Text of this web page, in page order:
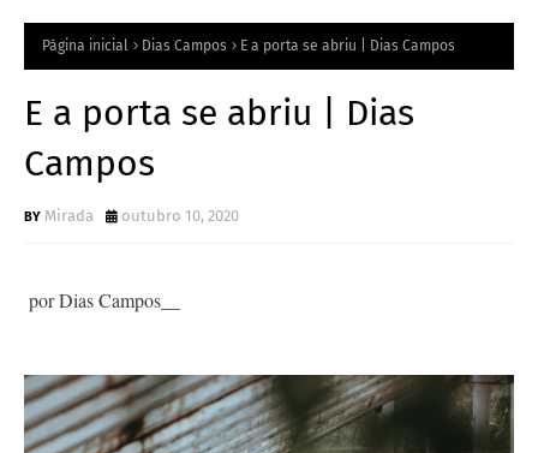
Página inicial Dias Campos E a porta se abriu | Dias Campos
E a porta se abriu | Dias
Campos
Mirada outubro 10, 2020
porDias Campos__